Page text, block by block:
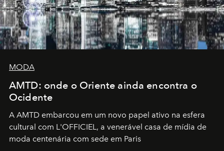
MODA
AMTD: onde o Oriente ainda encontra o
Ocidente
A AMTD embarcou em um novo papel ativo na esfera
cultural com L'OFFICIEL, a venerável casa de mídia de
moda centenária com sede em Paris